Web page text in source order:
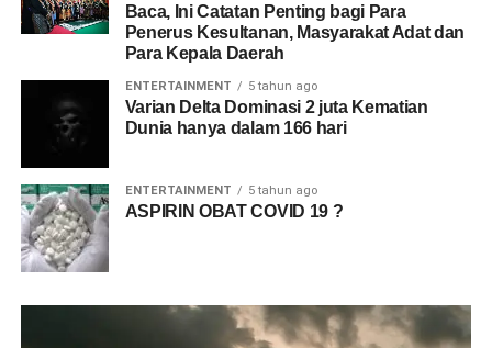
Baca, Ini Catatan Penting bagi Para
Penerus Kesultanan, Masyarakat Adat dan
Para Kepala Daerah
ENTERTAINMENT 5 tahun ago
Varian Delta Dominasi 2 juta Kematian
Dunia hanya dalam 166 hari
ENTERTAINMENT 5 tahun ago
ASPIRIN OBAT COVID 19 ?